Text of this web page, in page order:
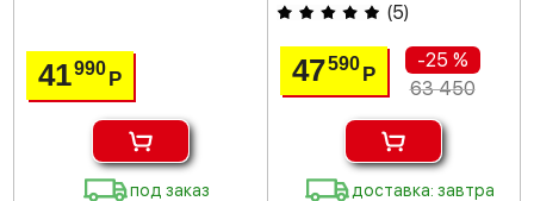
41990Р
под заказ
(5)
47590 Р
-25 %
63 450
доставка: завтра